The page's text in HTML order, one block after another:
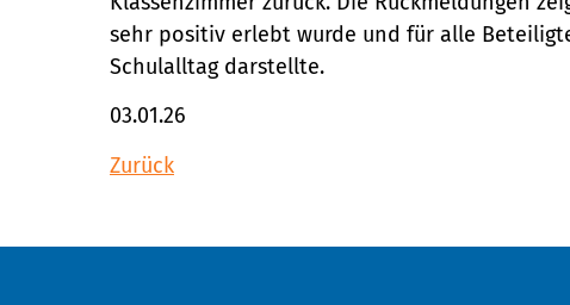
sehr positiv erlebt wurde und für alle
Schulalltag darstellte.
03.01.26
Zurück